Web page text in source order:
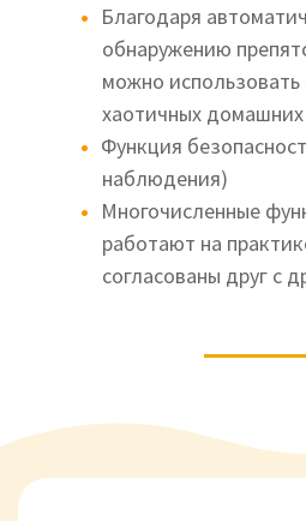
Благодаря
обнаружению
можно использовать
хаотичных домашних
Функция
наблюдения)
Многочисленные
работают на
согласованы друг с